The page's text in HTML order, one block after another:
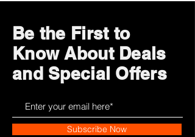
Be the First to
Know About Deals
and Special Offers
Subscribe Now